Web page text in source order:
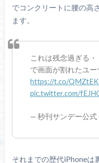
でコンクリートに腰の高
ます。
これは残念過ぎる
で画面が割れたユー
https://t.co/
pic.twitter.com/
— 秒刊サンデー公式
それまでの歴代iPhoneは